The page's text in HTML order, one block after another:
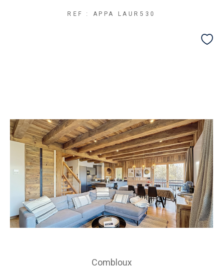
REF : APPA LAUR530
Combloux